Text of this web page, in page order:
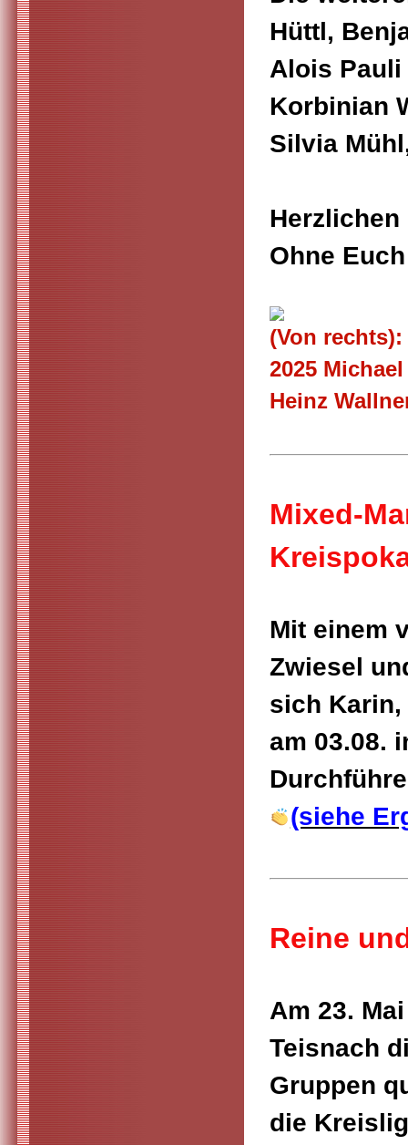
Hüttl,
Alois Pauli
Korbinian
Silvia
Herzlichen
Ohne
(Von
2025
Heinz
Mixed-
Mit einem
Zwiesel
sich Karin,
am 03.08.
(siehe
Reine
Am 23.
Teisnach
Gruppen
die